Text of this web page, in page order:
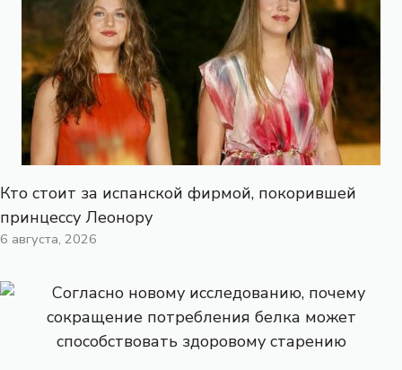
Кто стоит за испанской фирмой, покорившей
принцессу Леонору
6 августа, 2026